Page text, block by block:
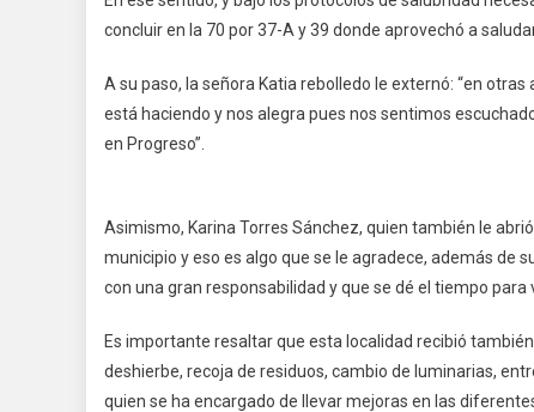
concluir en la 70 por 37-A y 39 donde aprovechó a
A su paso, la señora Katia rebolledo le externó: “en
está haciendo y nos alegra pues nos sentimos
en Progreso”.
Asimismo, Karina Torres Sánchez, quien también le
municipio y eso es algo que se le agradece, además de
con una gran responsabilidad y que se dé el tiempo
Es importante resaltar que esta localidad recibió
deshierbe, recoja de residuos, cambio de luminarias,
quien se ha encargado de llevar mejoras en las